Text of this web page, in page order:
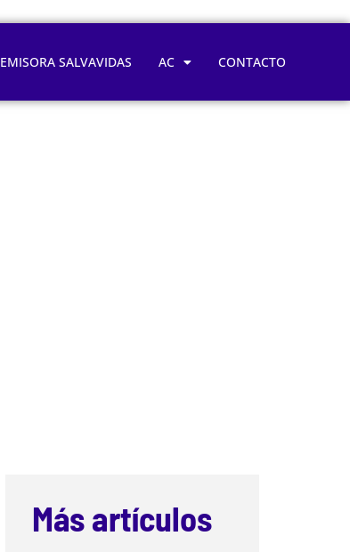
EMISORA SALVAVIDAS AC CONTACTO
Más artículos